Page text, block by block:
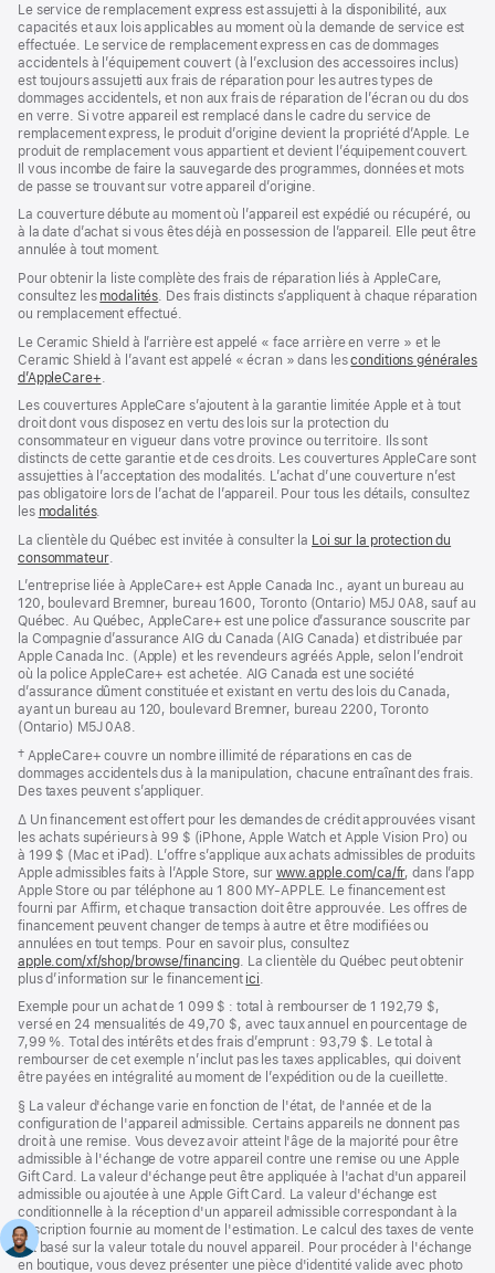
une
nouvelle
fenêtre)
Le service de remplacement express est assujetti à la disponibilité, aux
capacités et aux lois applicables au moment où la demande de service est
effectuée. Le service de remplacement express en cas de dommages
accidentels à l’équipement couvert (à l’exclusion des accessoires inclus)
est toujours assujetti aux frais de réparation pour les autres types de
dommages accidentels, et non aux frais de réparation de l’écran ou du dos
en verre. Si votre appareil est remplacé dans le cadre du service de
remplacement express, le produit d’origine devient la propriété d’Apple. Le
produit de remplacement vous appartient et devient l’équipement couvert.
Il vous incombe de faire la sauvegarde des programmes, données et mots
de passe se trouvant sur votre appareil d’origine.
La couverture débute au moment où l’appareil est expédié ou récupéré, ou
à la date d’achat si vous êtes déjà en possession de l’appareil. Elle peut être
annulée à tout moment.
Pour obtenir la liste complète des frais de réparation liés à AppleCare,
consultez les modalités(s’ouvre
dans
nouvelle
fenêtre)
. Des frais distincts s’appliquent à chaque réparation
ou remplacement effectué.
Le Ceramic Shield à l’arrière est appelé « face arrière en verre » et le
Ceramic Shield à l’avant est appelé « écran » dans lesconditions générales
d’AppleCare+
une
nouvelle
fenêtre)
Les couvertures AppleCare s’ajoutent à la garantie limitée Apple et à tout
droit dont vous disposez en vertu des lois sur la protection du
consommateur en vigueur dans votre province ou territoire. Ils sont
distincts de cette garantie et de ces droits. Les couvertures AppleCare sont
assujetties à l’acceptation des modalités. L’achat d’une couverture n’est
pas obligatoire lors de l’achat de l’appareil. Pour tous les détails, consultez
les modalités(s’ouvre
une
nouvelle
fenêtre)
.
La clientèle du Québec est invitée à consulter la Loi sur la protection du
consommateur(s’ouvre
une
nouvelle
fenêtre)
.
L’entreprise liée à AppleCare+ est Apple Canada Inc., ayant un bureau au
120, boulevard Bremner, bureau 1600, Toronto (Ontario) M5J 0A8, sauf au
Québec. Au Québec, AppleCare+ est une police d’assurance souscrite par
la Compagnie d’assurance AIG du Canada (AIG Canada) et distribuée par
Apple Canada Inc. (Apple) et les revendeurs agréés Apple, selon l’endroit
où la police AppleCare+ est achetée. AIG Canada est une société
d’assurance dûment constituée et existant en vertu des lois du Canada,
ayant un bureau au 120, boulevard Bremner, bureau 2200, Toronto
(Ontario) M5J 0A8.
Note
de
bas
page
† AppleCare+ couvre un nombre illimité de réparations en cas de
dommages accidentels dus à la manipulation, chacune entraînant des frais.
Des taxes peuvent s’appliquer.
Note
de
bas
de
page
∆ Un financement est offert pour les demandes de crédit approuvées visant
les achats supérieurs à 99 $ (iPhone, Apple Watch et Apple Vision Pro) ou
à 199 $ (Mac et iPad). L’offre s’applique aux achats admissibles de produits
Apple admissibles faits à l’Apple Store, sur www.apple.com/ca/fr, dans l’app
Apple Store ou par téléphone au 1 800 MY-APPLE. Le financement est
fourni par Affirm, et chaque transaction doit être approuvée. Les offres de
financement peuvent changer de temps à autre et être modifiées ou
annulées en tout temps. Pour en savoir plus, consultez
apple.com/xf/shop/browse/financing(s’ouvre
dans
nouvelle
fenêtre)
. La clientèle du Québec peut obtenir
plus d’information sur le financement ici
une
nouvelle
fenêtre)
Exemple pour un achat de 1 099 $ : total à rembourser de 1 192,79 $,
versé en 24 mensualités de 49,70 $, avec taux annuel en pourcentage de
7,99 %. Total des intérêts et des frais d’emprunt : 93,79 $. Le total à
rembourser de cet exemple n’inclut pas les taxes applicables, qui doivent
être payées en intégralité au moment de l’expédition ou de la cueillette.
Note
de
bas
de
page
§ La valeur d'échange varie en fonction de l'état, de l'année et de la
configuration de l'appareil admissible. Certains appareils ne donnent pas
droit à une remise. Vous devez avoir atteint l'âge de la majorité pour être
admissible à l'échange de votre appareil contre une remise ou une Apple
Gift Card. La valeur d'échange peut être appliquée à l'achat d'un appareil
admissible ou ajoutée à une Apple Gift Card. La valeur d'échange est
conditionnelle à la réception d'un appareil admissible correspondant à la
description fournie au moment de l'estimation. Le calcul des taxes de vente
est basé sur la valeur totale du nouvel appareil. Pour procéder à l'échange
en boutique, vous devez présenter une pièce d'identité valide avec photo